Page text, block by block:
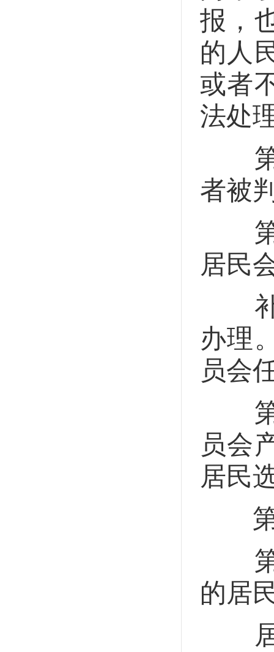
报，
的人
或者
法处
第
者被
第
居民
补
办理
员会
第
员会
居民
第
第
的居
居